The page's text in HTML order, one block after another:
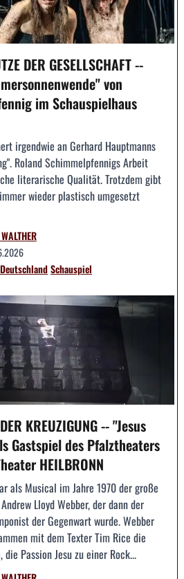
DER GESELLSCHAFT --
von
im Schauspielhaus
irgendwie an Gerhard Hauptmanns
Roland Schimmelpfennigs Arbeit
literarische Qualität. Trotzdem gibt
wieder plastisch umgesetzt
DeutschlandSchauspiel
KREUZIGUNG -- "Jesus
Gastspiel des Pfalztheaters
HEILBRONN
als Musical im Jahre 1970 der große
Lloyd Webber, der dann der
der Gegenwart wurde. Webber
mit dem Texter Tim Rice die
Passion Jesu zu einer Rock...